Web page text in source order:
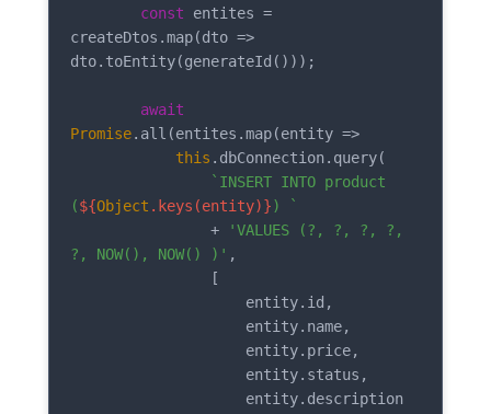
const entites =
createDtos.map(dto =>
dto.toEntity(generateId()));
await
Promise.all(entites.map(entity =>
this .dbConnection.query(
`INSERT INTO product
(${Object .keys(entity)}) `
                +
'VALUES (?, ?, ?, ?,
?, NOW(), NOW() )' ,